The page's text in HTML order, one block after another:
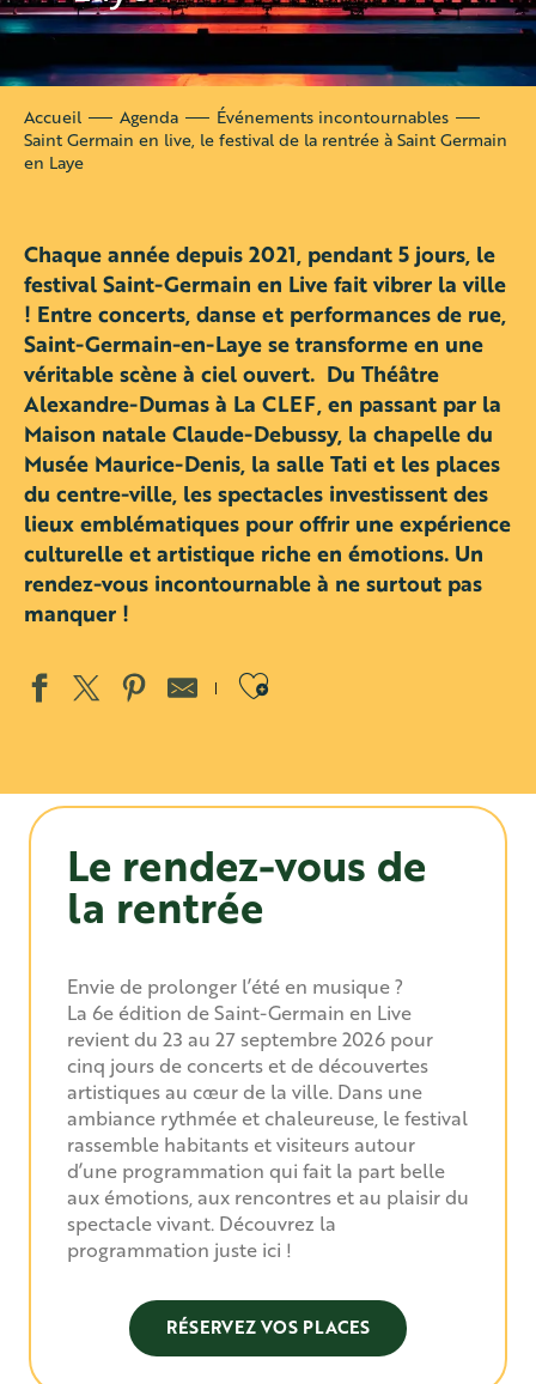
Accueil Agenda
Événements incontournables
Saint Germain en live, le festival de la rentrée à Saint Germain
en Laye
Chaque année depuis 2021, pendant 5 jours, le
festival Saint-Germain en Live fait vibrer la ville
! Entre concerts, danse et performances de rue,
Saint-Germain-en-Laye se transforme en une
véritable scène à ciel ouvert. Du Théâtre
Alexandre-Dumas à La CLEF, en passant par la
Maison natale Claude-Debussy, la chapelle du
Musée Maurice-Denis, la salle Tati et les places
du centre-ville, les spectacles investissent des
lieux emblématiques pour offrir une expérience
culturelle et artistique riche en émotions. Un
rendez-vous incontournable à ne surtout pas
manquer !
Ajouter aux
Le rendez-vous de
la rentrée
Envie de prolonger l’été en musique ?
La 6e édition de Saint-Germain en Live
revient du 23 au 27 septembre 2026 pour
cinq jours de concerts et de découvertes
artistiques au cœur de la ville. Dans une
ambiance rythmée et chaleureuse, le festival
rassemble habitants et visiteurs autour
d’une programmation qui fait la part belle
aux émotions, aux rencontres et au plaisir du
spectacle vivant. Découvrez la
programmation juste ici !
RÉSERVEZ VOS PLACES